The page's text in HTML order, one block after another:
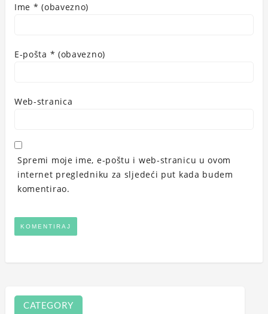
Ime * (obavezno)
E-pošta * (obavezno)
Web-stranica
Spremi moje ime, e-poštu i web-stranicu u ovom
internet pregledniku za sljedeći put kada budem
komentirao.
CATEGORY